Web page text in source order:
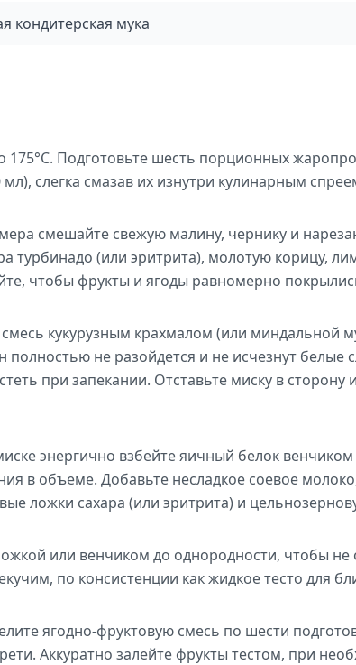
кондитерская мука
175°C. Подготовьте шесть порционных
слегка смазав их изнутри кулинарным
смешайте свежую малину, чернику и
турбинадо (или эритрита), молотую корицу,
чтобы фрукты и ягоды равномерно
кукурузным крахмалом (или миндальной
полностью не разойдется и не исчезнут белые
при запекании. Отставьте миску в сторону
энергично взбейте яичный белок
в объеме. Добавьте несладкое соевое
ложки сахара (или эритрита) и
или венчиком до однородности, чтобы не
по консистенции как жидкое тесто для
ягодно-фруктовую смесь по шести
Аккуратно залейте фрукты тестом, при